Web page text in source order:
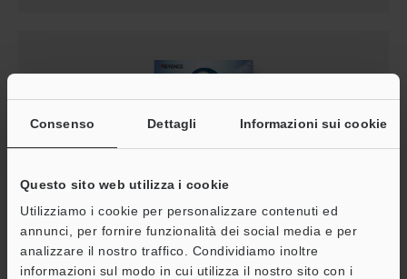
Consenso Dettagli Informazioni sui cookie
Questo sito web utilizza i cookie
Utilizziamo i cookie per personalizzare contenuti ed
annunci, per fornire funzionalità dei social media e per
analizzare il nostro traffico. Condividiamo inoltre
informazioni sul modo in cui utilizza il nostro sito con i
D&R CODICI A BARRE PERCHÉ IL MIO LETTORE DI
CODICI A BARRE NON FUNZIONA?